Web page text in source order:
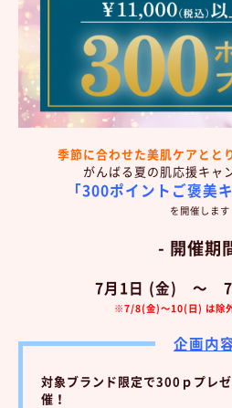
季節に合わせた美肌ケアとと
がんばる夏の肌応援キャ
「300ポイントご褒美
を開催します
- 開催期
7月1日 (金) ～ 7
※7/8(金)～10(日) は除外
企画内
対象ブランド限定で300ｐプレ
催！